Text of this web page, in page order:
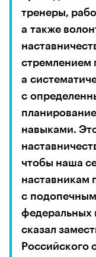
тренеры,
а также
стремлением
а
с
навыками.
чтобы наша
наставникам
с
федеральных
сказал
Российского